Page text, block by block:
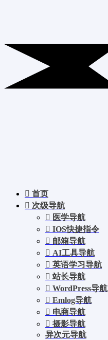
首页
次级导航
医学导航
IOS快捷指令
邮箱导航
AI工具导航
英语学习导航
站长导航
WordPress导航
Emlog导航
电商导航
摄影导航
异次元导航